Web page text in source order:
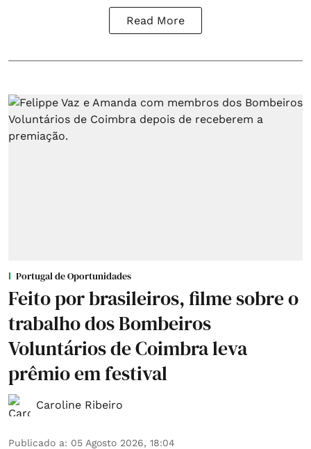
Read More
Portugal de Oportunidades
Feito por brasileiros, filme sobre o
trabalho dos Bombeiros
Voluntários de Coimbra leva
prêmio em festival
Caroline Ribeiro
Publicado a: 05 Agosto 2026, 18:04